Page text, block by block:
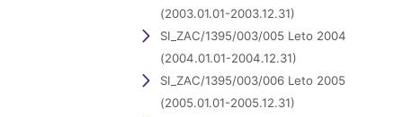
(2003.01.01-2003.12.31)
SI_ZAC/1395/003/005 Leto 2004
(2004.01.01-2004.12.31)
SI_ZAC/1395/003/006 Leto 2005
(2005.01.01-2005.12.31)